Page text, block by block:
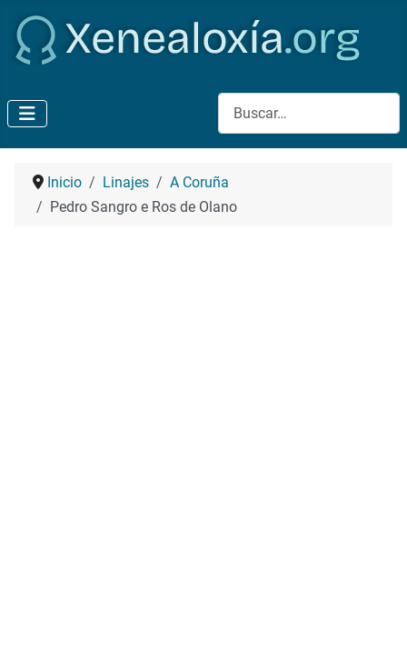
Buscar
Inicio Linajes
A Coruña
Pedro Sangro e Ros de Olano